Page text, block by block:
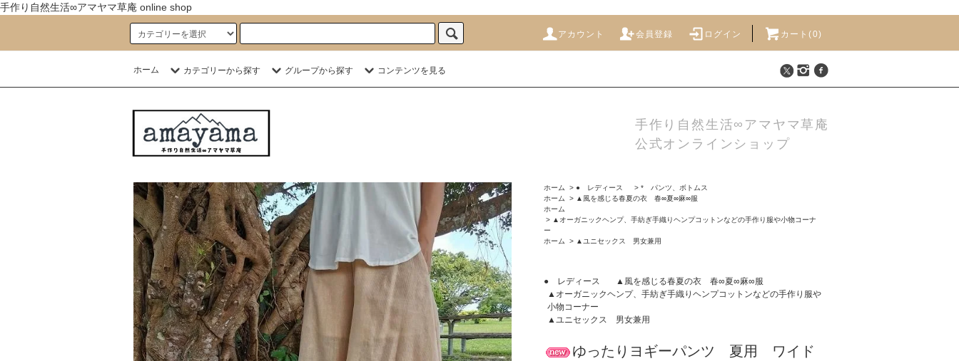
手作り自然生活∞アマヤマ草庵 online shop
アカウント 会員登録 ログイン カート(0)
ホーム カテゴリーから探す グループから探す コンテンツを見る
手作り自然生活∞アマヤマ草庵
公式オンラインショップ
ホーム > ● レディース > * パンツ、ボトムス
ホーム
> ▲風を感じる春夏の衣 春∞夏∞麻∞服
ホーム
> ▲オーガニックヘンプ、手紡ぎ手織りヘンプコットンなどの手作り服や小物コーナ
ー
ホーム
> ▲ユニセックス 男女兼用
● レディース
▲風を感じる春夏の衣 春∞夏∞麻∞服
▲オーガニックヘンプ、手紡ぎ手織りヘンプコットンなどの手作り服や
小物コーナー
▲ユニセックス 男女兼用
ゆったりヨギーパンツ 夏用 ワイド